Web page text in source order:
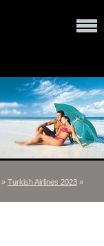
» Turkish Airlines 2023 »